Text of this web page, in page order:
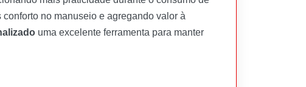
no manuseio e agregando valor à
uma excelente ferramenta para manter